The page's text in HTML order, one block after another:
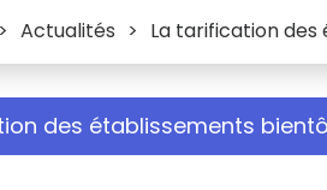
> Actualités > La tarification
des établissements